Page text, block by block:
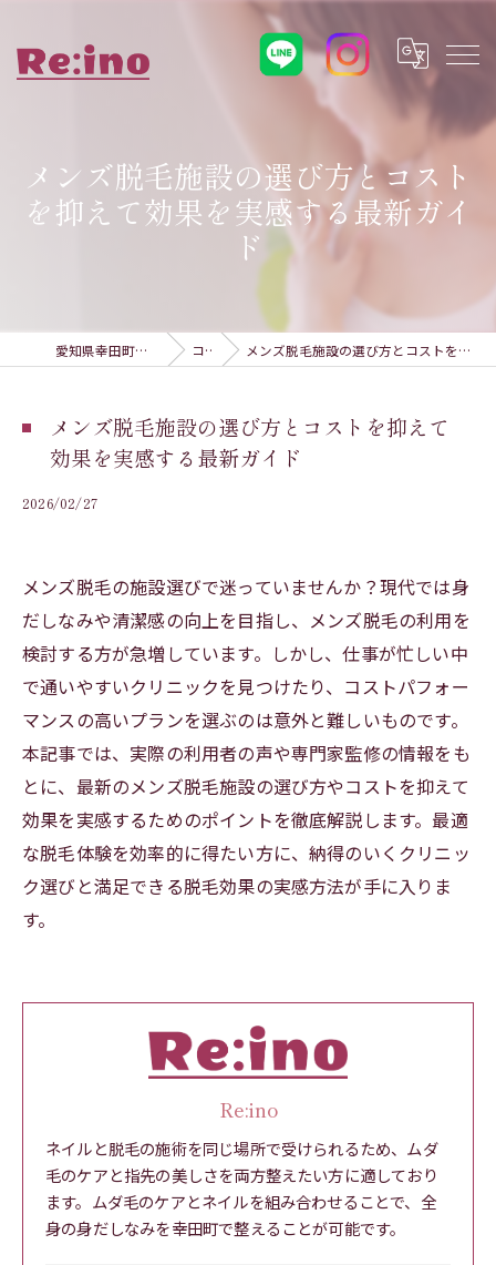
メンズ脱毛施設の選び方とコスト
を抑えて効果を実感する最新ガイ
ド
愛知県幸田町の脱毛ならRe:ino コラム メンズ脱毛施設の選び方とコストを抑えて効果を実感する最新ガイド
メンズ脱毛施設の選び方とコストを抑えて
効果を実感する最新ガイド
2026/02/27
メンズ脱毛の施設選びで迷っていませんか？現代では身
だしなみや清潔感の向上を目指し、メンズ脱毛の利用を
検討する方が急増しています。しかし、仕事が忙しい中
で通いやすいクリニックを見つけたり、コストパフォー
マンスの高いプランを選ぶのは意外と難しいものです。
本記事では、実際の利用者の声や専門家監修の情報をも
とに、最新のメンズ脱毛施設の選び方やコストを抑えて
効果を実感するためのポイントを徹底解説します。最適
な脱毛体験を効率的に得たい方に、納得のいくクリニッ
ク選びと満足できる脱毛効果の実感方法が手に入りま
す。
Re:ino
ネイルと脱毛の施術を同じ場所で受けられるため、ムダ
毛のケアと指先の美しさを両方整えたい方に適しており
ます。ムダ毛のケアとネイルを組み合わせることで、全
身の身だしなみを幸田町で整えることが可能です。